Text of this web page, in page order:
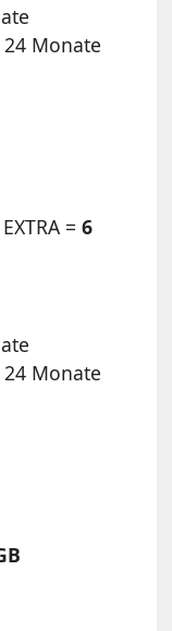
Monate
=6
Monate